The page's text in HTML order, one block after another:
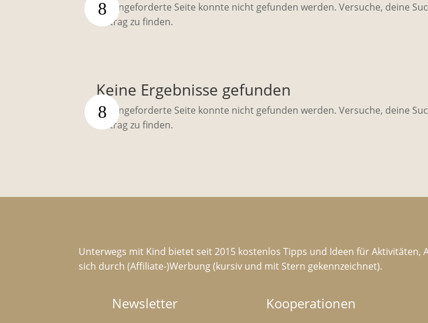
Die angeforderte Seite konnte nicht gefunden werden. Versuche, deine
Beitrag zu finden.
Keine Ergebnisse gefunden
Die angeforderte Seite konnte nicht gefunden werden. Versuche, deine
Beitrag zu finden.
Unterwegs mit Kind bietet seit 2015 kostenlos Tipps und Ideen für
sich durch (Affiliate-)Werbung (kursiv und mit Stern gekennzeichnet).
Newsletter Kooperationen